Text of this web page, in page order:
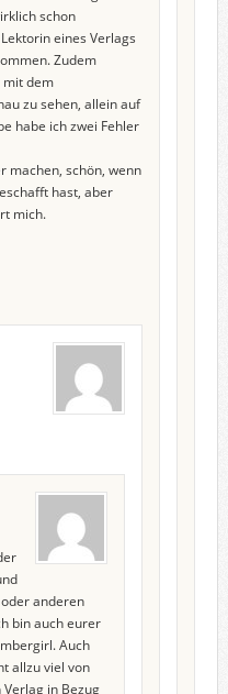
schon
eines Verlags
Zudem
mit dem
zu sehen, allein auf
habe ich zwei Fehler
machen, schön, wenn
hast, aber
mich.
anderen
bin auch eurer
Auch
allzu viel von
in Bezug